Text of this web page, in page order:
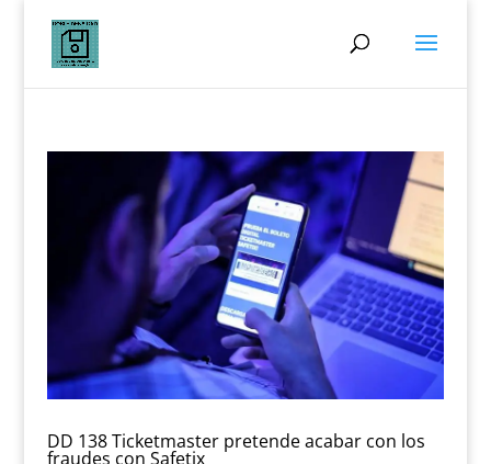
DD 138 Ticketmaster pretende acabar con los
fraudes con Safetix